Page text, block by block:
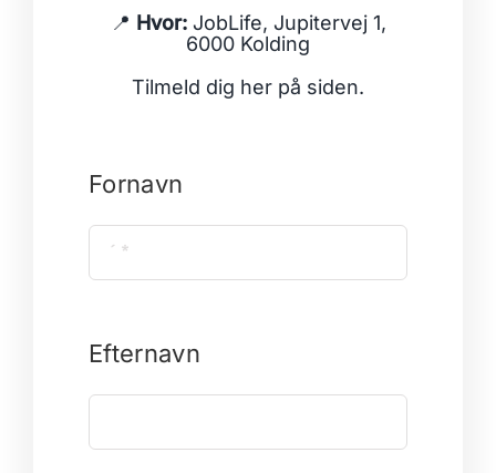
📍 Hvor:JobLife, Jupitervej 1,
6000 Kolding
Tilmeld dig her på siden.
Fornavn
Efternavn